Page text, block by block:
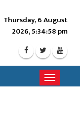
Thursday, 6 August
2026, 5:35:00 pm
Toggle